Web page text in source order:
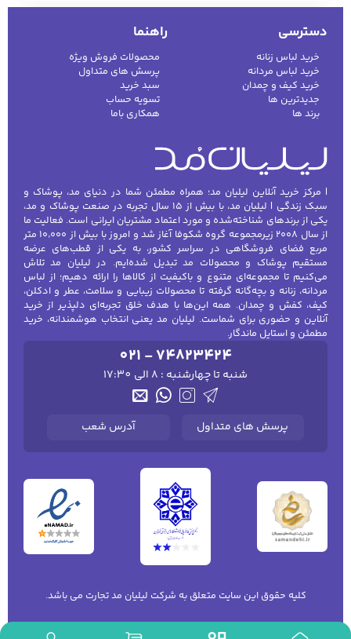
دوستانه و خانوادگی انتخاب می‌شود. این لباس
نه تنها از نظر طراحی و استایل اهمیت دارد، بلکه
از نظر راحتی، جنس و کیفیت پارچه نیز باید
متناسب با نیازهای کودکان و نوجوانان باشد.
فروشگاه اینترنتی
لیلیان مدبا ارائه مجموعه‌ای
متنوع از بلوزهای پسرانه در طرح‌ها، رنگ‌ها و
سایزهای مختلف، به شما این امکان را می‌دهد تا
بهترین انتخاب را برای فرزندتان داشته باشید.
چرا بلوز پسرانه یک انتخاب
هوشمندانه است؟
بلوز پسرانه لباسی است که می‌تواند همزمان
کاربردی، شیک و راحت باشد. این لباس معمولاً با
پارچه‌های نخی، پنبه‌ای، پلی‌استر یا ترکیبی از الیاف
تولید می‌شود تا کودک بتواند در تمام طول روز
آزادی حرکت و حس راحتی داشته باشد. تنوع
مدل‌ها باعث می‌شود که بلوز پسرانه برای
موقعیت‌های مختلف مثل بازی، مدرسه، ورزش یا
بلوز آستین بلند پسرانه
مناسب فصل‌های پاییز و زمستان.
معمولاً با جنس‌های گرم‌تر مثل پنبه ضخیم
یا پشمی تولید می‌شود.
می‌تواند ساده یا طرح‌دار باشد.
دسترسی
خرید لباس زنانه
خرید لباس مردانه
خرید کیف و چمدان
جدیدترین ها
برند ها
راهنما
محصولات فروش ویژه
پرسش های متداول
سبد خرید
تسویه حساب
همکاری باما
| مرکز خرید آنلاین لیلیان مد؛ همراه مطمئن شما در دنیای مد، پوشاک و
سبک زندگی | لیلیان مد، با بیش از ۱۵ سال تجربه در صنعت پوشاک و مد،
یکی از برندهای شناخته‌شده و مورد اعتماد مشتریان ایرانی است. فعالیت ما
از سال ۲۰۰۸ زیرمجموعه گروه شکوفا آغاز شد و امروز با بیش از ۱۰٬۰۰۰ متر
مربع فضای فروشگاهی در سراسر کشور، به یکی از قطب‌های عرضه
مستقیم پوشاک و محصولات مد تبدیل شده‌ایم. در لیلیان مد تلاش
می‌کنیم تا مجموعه‌ای متنوع و باکیفیت از کالاها را ارائه دهیم؛ از لباس
مردانه، زنانه و بچه‌گانه گرفته تا محصولات زیبایی و سلامت، عطر و ادکلن،
کیف، کفش و چمدان. همه این‌ها با هدف خلق تجربه‌ای دلپذیر از خرید
آنلاین و حضوری برای شماست. لیلیان مد یعنی انتخاب هوشمندانه، خرید
مطمئن و استایل ماندگار.
021 - 74823424
شنبه تا چهارشنبه : 8 الی 17:30
پرسش های متداول آدرس شعب
کلیه حقوق این سایت متعلق به شرکت لیلیان مد تجارت می باشد.